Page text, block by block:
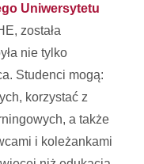
Uniwersytetu
została
nie tylko
Studenci mogą:
korzystać z
a także
i koleżankami